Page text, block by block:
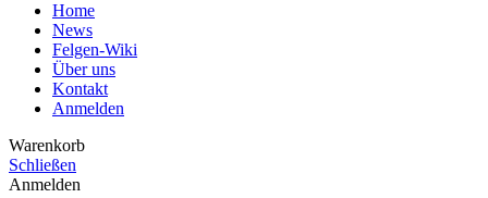
Home
News
Felgen-Wiki
Über uns
Kontakt
Anmelden
Warenkorb
Schließen
Anmelden